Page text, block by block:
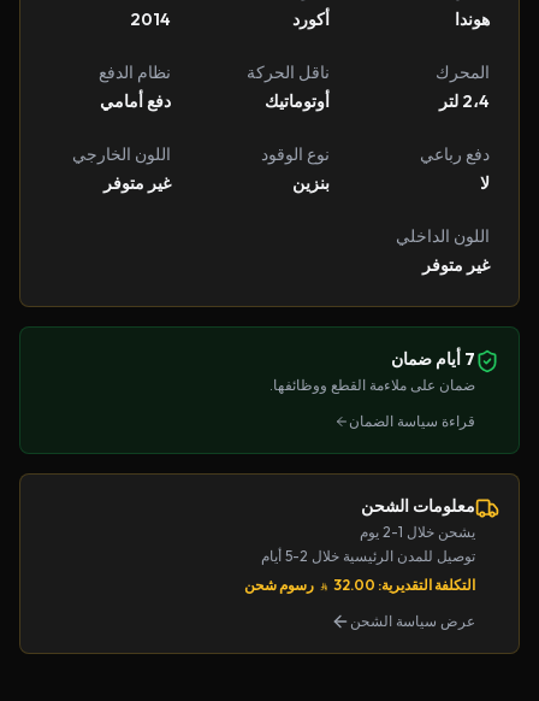
هوندا
أكورد
2014
المحرك
2،4 لتر
ناقل الحركة
أوتوماتيك
نظام الدفع
دفع أمامي
دفع رباعي
لا
نوع الوقود
بنزين
اللون الخارجي
غير متوفر
اللون الداخلي
غير متوفر
7 أيام ضمان
ضمان على ملاءمة القطع ووظائفها.
قراءة سياسة الضمان
معلومات الشحن
يشحن خلال 1-2 يوم
توصيل للمدن الرئيسية خلال 2-5 أيام
التكلفة التقديرية: 32.00
رسوم شحن
عرض سياسة الشحن